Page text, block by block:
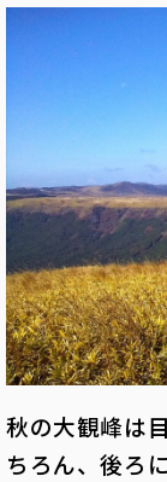
秋の大観峰は
ちろん、後ろ